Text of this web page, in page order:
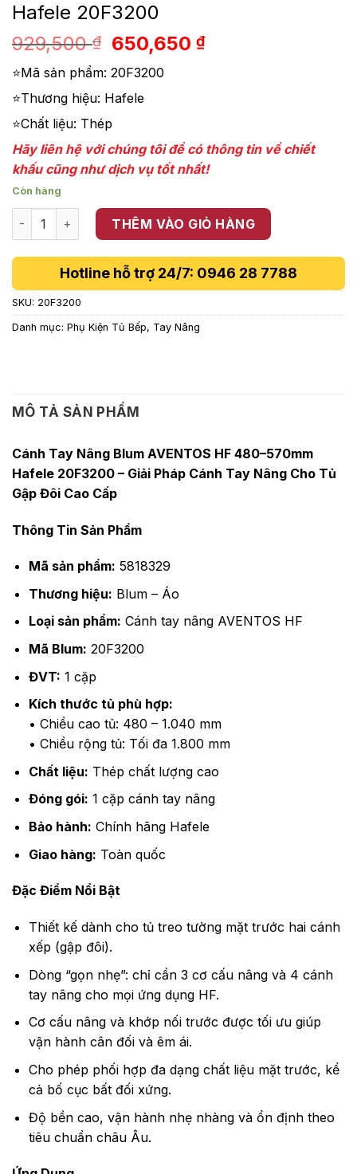
Hafele 20F3200
929,500₫
Giá
gốc
là:
929,500 ₫.
650,650₫Giá
⭐Mã sản phẩm: 20F3200
⭐Thương hiệu: Hafele
⭐Chất liệu: Thép
Hãy liên hệ với chúng tôi để có thông tin về chiết
khấu cũng như dịch vụ tốt nhất!
Còn hàng
Cánh tay nâng Blum 480-570mm Hafele 20F3200 số lượng
THÊM VÀO GIỎ HÀNG
Hotline hỗ trợ 24/7: 0946 28 7788
SKU: 20F3200
Danh mục: Phụ Kiện Tủ Bếp, Tay Nâng
MÔ TẢ SẢN PHẨM
Cánh Tay Nâng Blum AVENTOS HF 480–570mm
Hafele 20F3200 – Giải Pháp Cánh Tay Nâng Cho Tủ
Gập Đôi Cao Cấp
Thông Tin Sản Phẩm
Mã sản phẩm: 5818329
Thương hiệu: Blum – Áo
Loại sản phẩm: Cánh tay nâng AVENTOS HF
Mã Blum: 20F3200
ĐVT: 1 cặp
Kích thước tủ phù hợp:
• Chiều cao tủ: 480 – 1.040 mm
• Chiều rộng tủ: Tối đa 1.800 mm
Chất liệu: Thép chất lượng cao
Đóng gói: 1 cặp cánh tay nâng
Bảo hành: Chính hãng Hafele
Giao hàng: Toàn quốc
Đặc Điểm Nổi Bật
Thiết kế dành cho tủ treo tường mặt trước hai cánh
xếp (gập đôi).
Dòng “gọn nhẹ”: chỉ cần 3 cơ cấu nâng và 4 cánh
tay nâng cho mọi ứng dụng HF.
Cơ cấu nâng và khớp nối trước được tối ưu giúp
vận hành cân đối và êm ái.
Cho phép phối hợp đa dạng chất liệu mặt trước, kể
cả bố cục bất đối xứng.
Độ bền cao, vận hành nhẹ nhàng và ổn định theo
tiêu chuẩn châu Âu.